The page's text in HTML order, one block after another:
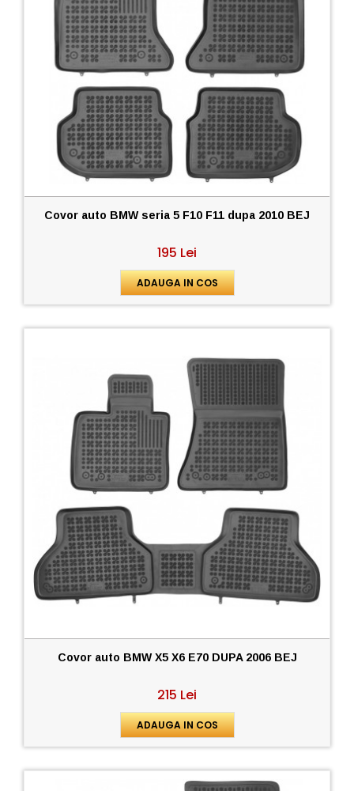
Covor auto BMW seria 5 F10 F11 dupa 2010 BEJ
195 Lei
ADAUGA IN COS
Covor auto BMW X5 X6 E70 DUPA 2006 BEJ
215 Lei
ADAUGA IN COS